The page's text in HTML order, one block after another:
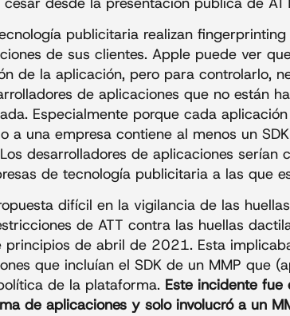
publicitaria realizan fingerprinting
de sus clientes. Apple puede ver
de la aplicación, pero para controlarlo,
de aplicaciones que no están
Especialmente porque cada
a una empresa contiene al menos un
desarrolladores de aplicaciones serían
de tecnología publicitaria a las que
difícil en la vigilancia de las
de ATT contra las huellas
de abril de 2021. Esta
que incluían el SDK de un MMP que
de la plataforma. Este incidente fue
de aplicaciones y solo involucró a un